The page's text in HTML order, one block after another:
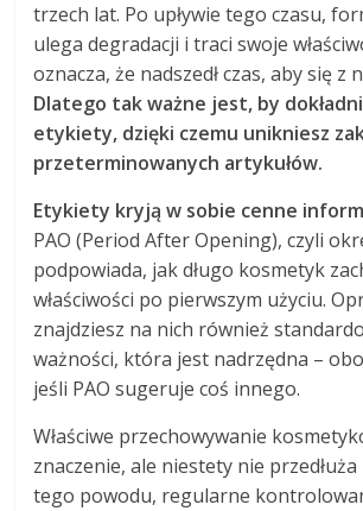
trzech lat. Po upływie tego czasu,
ulega degradacji i traci swoje
oznacza, że nadszedł czas, aby się z
Dlatego tak ważne jest, by
etykiety, dzięki czemu unikniesz
przeterminowanych artykułów.
Etykiety kryją w sobie cenne
PAO (Period After Opening), czyli
podpowiada, jak długo kosmetyk
właściwości po pierwszym użyciu.
znajdziesz na nich również
ważności, która jest nadrzędna –
jeśli PAO sugeruje coś innego.
Właściwe przechowywanie
znaczenie, ale niestety nie przedłuża
tego powodu, regularne